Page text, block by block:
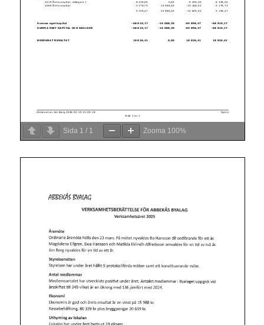
Sida 1 / 1 Zooma 100%